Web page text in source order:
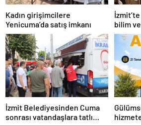
Kadın girişimcilere
Yenicuma’da satış imkanı
bilim
İzmit Belediyesinden Cuma
sonrası vatandaşlara tatlı